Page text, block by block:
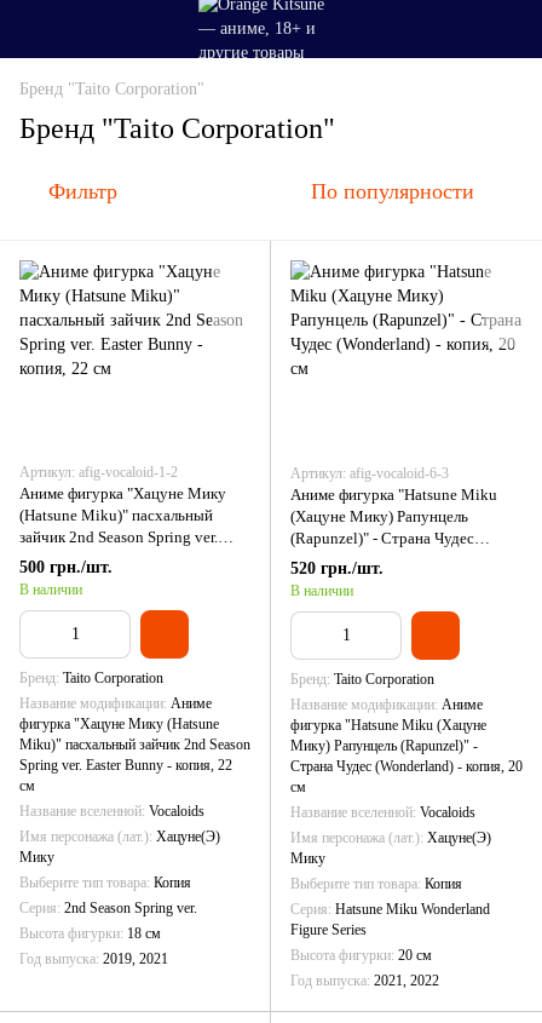
Бренд "Taito Corporation"
Бренд "Taito Corporation"
Фильтр По популярности
Артикул: afig-vocaloid-1-2
Аниме фигурка "Хацуне Мику
(Hatsune Miku)" пасхальный
зайчик 2nd Season Spring ver.
Easter Bunny - копия, 22 см
500 грн./шт.
В наличии
Бренд Taito Corporation
Название модификации Аниме
фигурка "Хацуне Мику (Hatsune
Miku)" пасхальный зайчик 2nd Season
Spring ver. Easter Bunny - копия, 22
см
Название вселенной Vocaloids
Имя персонажа (лат.) Хацуне(Э)
Мику
Выберите тип товара Копия
Серия 2nd Season Spring ver.
Высота фигурки 18 см
Год выпуска 2019, 2021
Артикул: afig-vocaloid-6-3
Аниме фигурка "Hatsune Miku
(Хацуне Мику) Рапунцель
(Rapunzel)" - Страна Чудес
(Wonderland) - копия, 20 см
520 грн./шт.
В наличии
Бренд Taito Corporation
Название модификации Аниме
фигурка "Hatsune Miku (Хацуне
Мику) Рапунцель (Rapunzel)" -
Страна Чудес (Wonderland) - копия, 20
см
Название вселенной Vocaloids
Имя персонажа (лат.) Хацуне(Э)
Мику
Выберите тип товара Копия
Серия Hatsune Miku Wonderland
Figure Series
Высота фигурки 20 см
Год выпуска 2021, 2022